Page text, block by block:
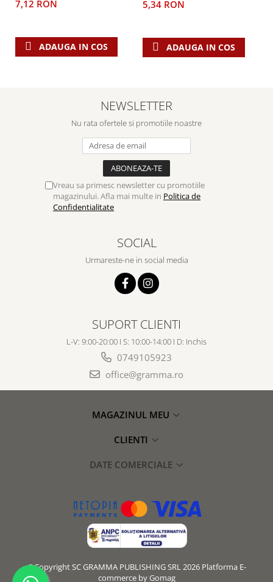
7,12 RON
ADAUGA IN COS
5,34 RON
ADAUGA IN COS
NEWSLETTER
Nu rata ofertele si promotiile noastre
Vreau sa primesc newsletter cu promotiile
magazinului. Afla mai multe in Politica de
Confidentialitate
SOCIAL
Urmareste-ne in social media
SUPORT CLIENTI
L-V: 9:00-20:00 I S: 10:00-14:00 I D: Inchis
0749105923
office@gramma.ro
MAGAZINUL MEU
CLIENTI
DATE COMERCIALE
©Copyright SC GRAMMA PUBLISHING SRL 2026 Platforma E-
commerce by Gomag